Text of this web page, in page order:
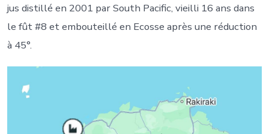
jus distillé en 2001 par South Pacific, vieilli 16 ans dans
le fût #8 et embouteillé en Ecosse après une réduction
à 45°.